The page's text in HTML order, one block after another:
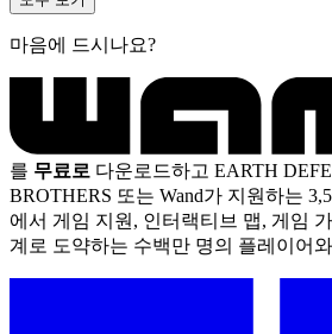
마음에 드시나요?
를 무료로 다운로드하고 EARTH
BROTHERS 또는 Wand가 지원하는
에서 게임 지원, 인터랙티브 맵, 게임
계로 도약하는 수백만 명의 플레이어